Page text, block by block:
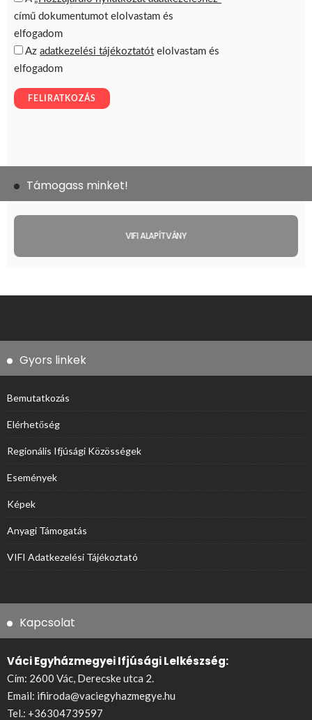
Támogass minket!
VIFI ALAPÍTVÁNY
Gyors linkek
Bemutatkozás
Elérhetőség
Regionális Ifjúsági Közösségek
Események
Képek
Anyagi Támogatás
VIFI Adatkezelési Tájékoztató
Kapcsolat
Váci Egyházmegyei Ifjúsági Lelkészség:
Cím: 2600 Vác, Derecske utca 2.
Email: ifiiroda@vaciegyhazmegye.hu
Tel.: +36304739597